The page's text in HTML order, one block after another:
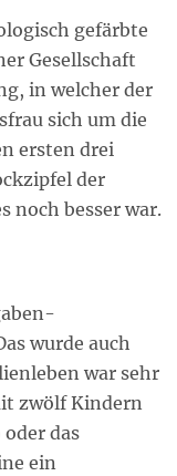
gefärbte
Gesellschaft
in welcher der
sich um die
ersten drei
der
noch besser war.
wurde auch
war sehr
zwölf Kindern
das
ein